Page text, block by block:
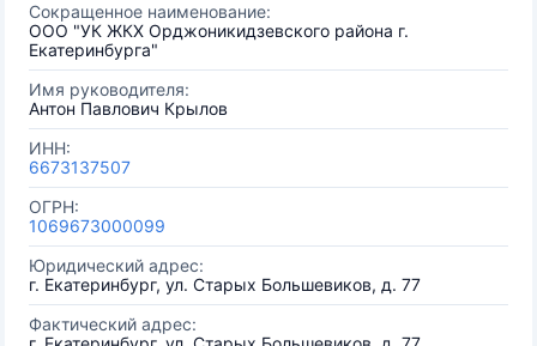
Сокращенное наименование:
ООО "УК ЖКХ Орджоникидзевского района г.
Екатеринбурга"
Имя руководителя:
Антон Павлович Крылов
ИНН:
6673137507
ОГРН:
1069673000099
Юридический адрес:
г. Екатеринбург, ул. Старых Большевиков, д. 77
Фактический адрес: